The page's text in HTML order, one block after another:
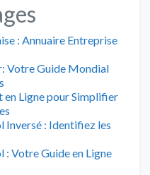
: Annuaire Entreprise
Votre Guide Mondial
en Ligne pour Simplifier
Inversé : Identifiez les
: Votre Guide en Ligne